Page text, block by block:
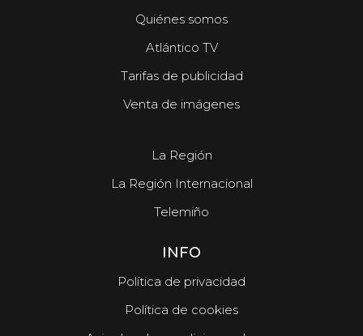
Quiénes somos
Atlántico TV
Tarifas de publicidad
Venta de imágenes
La Región
La Región Internacional
Telemiño
INFO
Política de privacidad
Política de cookies